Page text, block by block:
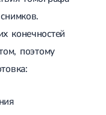
при беременности
конечностей
поэтому